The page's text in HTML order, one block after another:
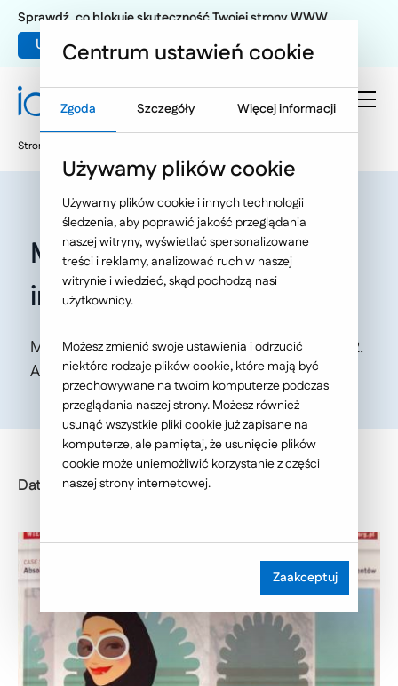
Umów warsztat UX
Sprawdź, co blokuje skuteczność Twojej strony WWW
Strona główna
Myślący serwis
internetowy
Marketing w Praktyce, nr 08 (174) sierpień 2012.
Autor: Łukasz Szymański.
Data publikacji: 2012-08-02
Centrum ustawień cookie
Zgoda Szczegóły Więcej informacji
Używamy plików cookie
Używamy plików cookie i innych technologii
śledzenia, aby poprawić jakość przeglądania
naszej witryny, wyświetlać spersonalizowane
treści i reklamy, analizować ruch w naszej
witrynie i wiedzieć, skąd pochodzą nasi
użytkownicy.
Możesz zmienić swoje ustawienia i odrzucić
niektóre rodzaje plików cookie, które mają być
przechowywane na twoim komputerze podczas
przeglądania naszej strony. Możesz również
usunąć wszystkie pliki cookie już zapisane na
komputerze, ale pamiętaj, że usunięcie plików
cookie może uniemożliwić korzystanie z części
naszej strony internetowej.
Zaakceptuj